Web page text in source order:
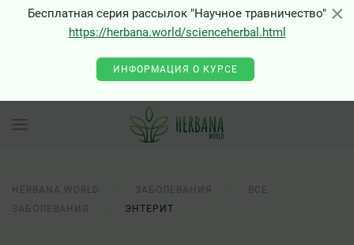
×
Бесплатная серия рассылок "Научное травничество"
https://herbana.world/scienceherbal.html
ИНФОРМАЦИЯ О КУРСЕ
HERBANA.WORLD ЗАБОЛЕВАНИЯ
ВСЕ
ЗАБОЛЕВАНИЯ
ЭНТЕРИТ
×